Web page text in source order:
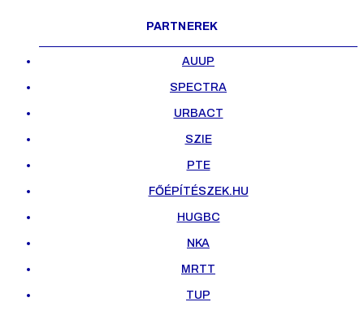
PARTNEREK
AUUP
SPECTRA
URBACT
SZIE
PTE
FŐÉPÍTÉSZEK.HU
HUGBC
NKA
MRTT
TUP